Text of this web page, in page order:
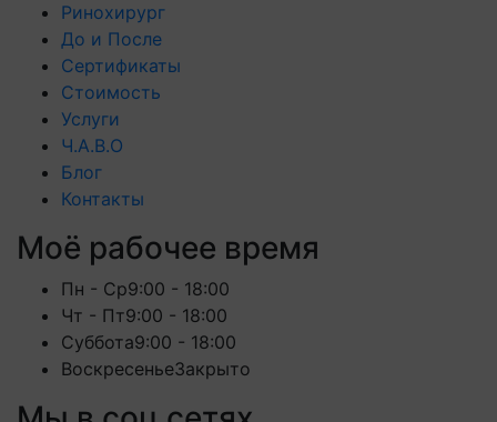
Ринохирург
До и После
Сертификаты
Стоимость
Услуги
Ч.А.В.О
Блог
Контакты
Моё рабочее время
Пн - Ср9:00 - 18:00
Чт - Пт9:00 - 18:00
Суббота9:00 - 18:00
ВоскресеньеЗакрыто